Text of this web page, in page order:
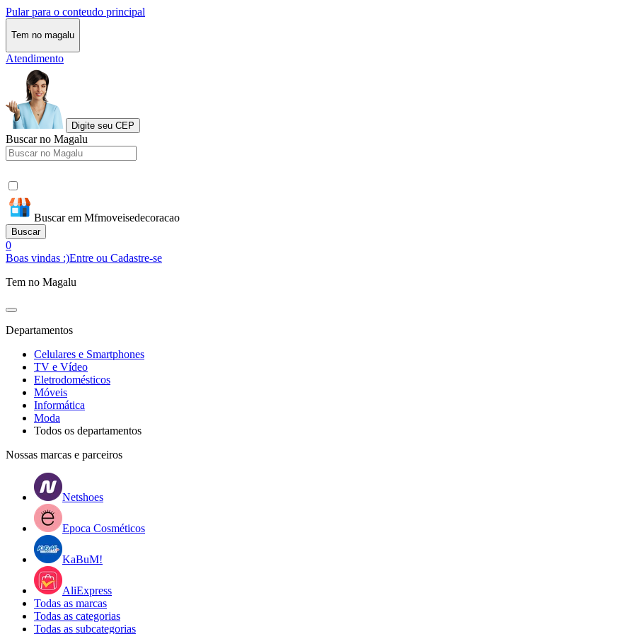
Pular para o conteudo principal
Tem no magalu
Atendimento
Digite seu CEP
Buscar no Magalu
Buscar em Mfmoveisedecoracao
Buscar
0
Boas vindas :)Entre ou Cadastre-se
Tem no Magalu
Departamentos
Celulares e Smartphones
TV e Vídeo
Eletrodomésticos
Móveis
Informática
Moda
Todos os departamentos
Nossas marcas e parceiros
Netshoes
Epoca Cosméticos
KaBuM!
AliExpress
Todas as marcas
Todas as categorias
Todas as subcategorias